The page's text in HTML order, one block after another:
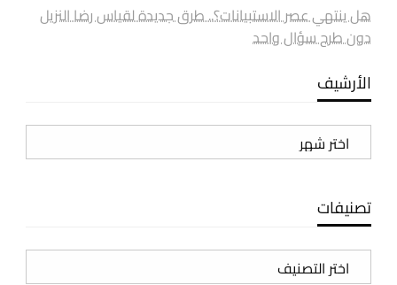
هل ينتهي عصر الاستبيانات؟.. طرق جديدة لقياس رضا النزيل
دون طرح سؤال واحد
الأرشيف
الأرشيف
تصنيفات
تصنيفات